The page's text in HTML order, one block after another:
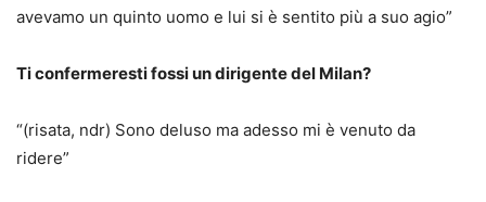
avevamo un quinto uomo e lui si è sentito più a suo agio”
Ti confermeresti fossi un dirigente del Milan?
“(risata, ndr) Sono deluso ma adesso mi è venuto da
ridere”